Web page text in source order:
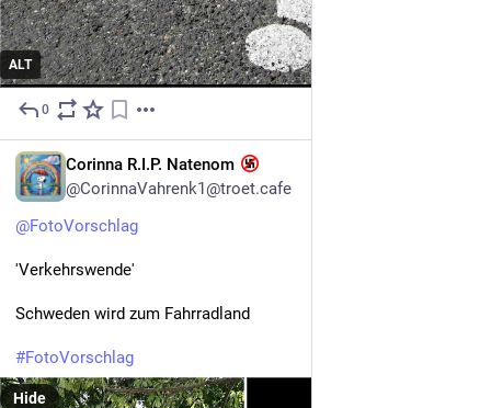
ALT
0
Corinna R.I.P. Natenom
@CorinnaVahrenk1@troet.cafe
@FotoVorschlag
'Verkehrswende'
Schweden wird zum Fahrradland
#FotoVorschlag
Hide